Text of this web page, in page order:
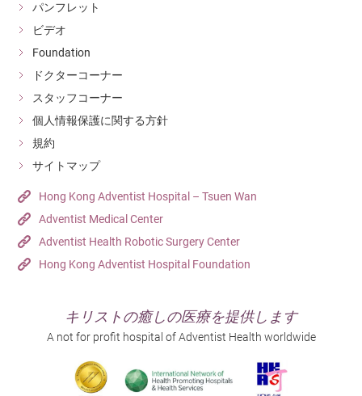
パンフレット
ビデオ
Foundation
ドクターコーナー
スタッフコーナー
個人情報保護に関する方針
規約
サイトマップ
Hong Kong Adventist Hospital – Tsuen Wan
Adventist Medical Center
Adventist Health Robotic Surgery Center
Hong Kong Adventist Hospital Foundation
キリストの癒しの医療を提供します
A not for profit hospital of Adventist Health worldwide